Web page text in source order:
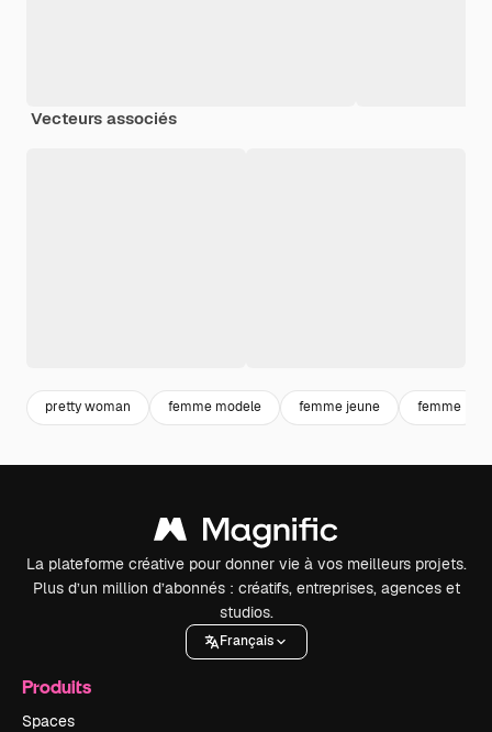
Vecteurs associés
pretty woman femme modele femme jeune femme
La plateforme créative pour donner vie à vos meilleurs projets.
Plus d’un million d’abonnés : créatifs, entreprises, agences et
studios.
Français
Produits
Spaces